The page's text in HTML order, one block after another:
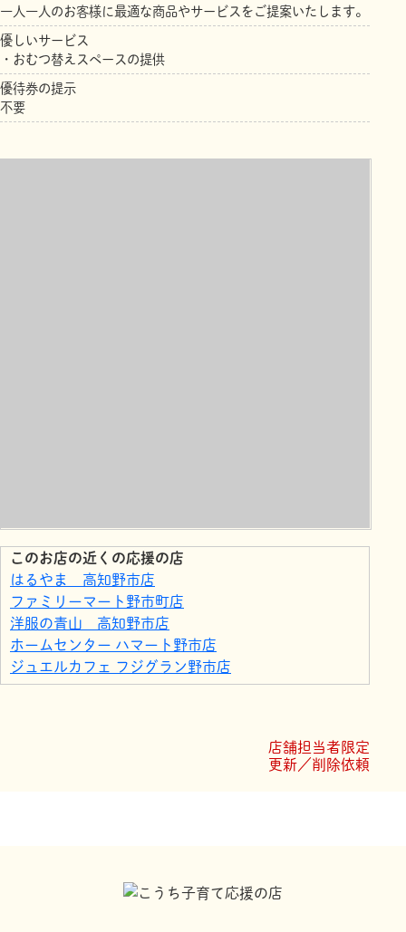
一人一人のお客様に最適な商品やサービスをご提案いたします。
優しいサービス
・おむつ替えスペースの提供
優待券の提示
不要
このお店の近くの応援の店
はるやま 高知野市店
ファミリーマート野市町店
洋服の青山 高知野市店
ホームセンター ハマート野市店
ジュエルカフェ フジグラン野市店
フジグラン野市
店舗担当者限定
更新／削除依頼